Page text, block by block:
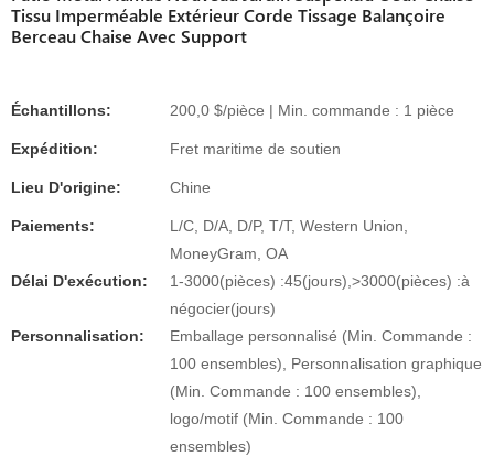
Tissu Imperméable Extérieur Corde Tissage Balançoire
Berceau Chaise Avec Support
Échantillons: 200,0 $/pièce | Min. commande : 1 pièce
Expédition: Fret maritime de soutien
Lieu D'origine: Chine
Paiements:
L/C, D/A, D/P, T/T, Western Union,
MoneyGram, OA
Délai D'exécution:
1-3000(pièces) :45(jours),>3000(pièces) :à
négocier(jours)
Personnalisation:
Emballage personnalisé (Min. Commande :
100 ensembles), Personnalisation graphique
(Min. Commande : 100 ensembles),
logo/motif (Min. Commande : 100
ensembles)